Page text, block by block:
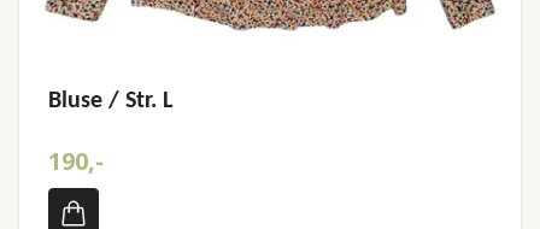
Bluse / Str. L
190,-